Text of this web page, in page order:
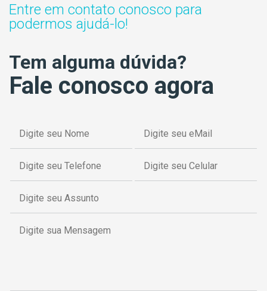
Entre em contato conosco para
podermos ajudá-lo!
Tem alguma dúvida?
Fale conosco agora